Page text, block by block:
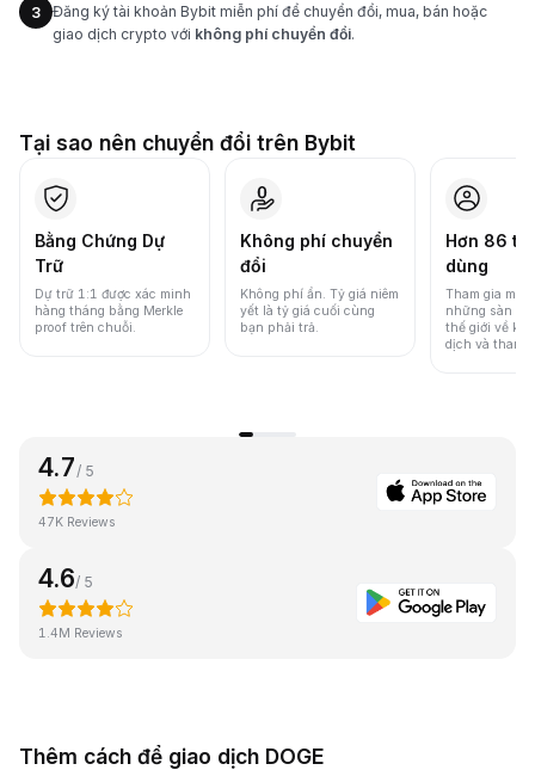
3
Đăng ký tài khoản Bybit miễn phí để chuyển đổi, mua, bán hoặc
giao dịch crypto với không phí chuyển đổi.
Tại sao nên chuyển đổi trên Bybit
Bằng Chứng Dự
Trữ
Dự trữ 1:1 được xác minh
hàng tháng bằng Merkle
proof trên chuỗi.
Không phí chuyển
đổi
Không phí ẩn. Tỷ giá niêm
yết là tỷ giá cuối cùng
bạn phải trả.
Hơn 86
dùng
Tham gia một
những sàn
thế giới về
dịch và thanh
4.7 / 5
47K Reviews
4.6/ 5
1.4M Reviews
Thêm cách để giao dịch DOGE